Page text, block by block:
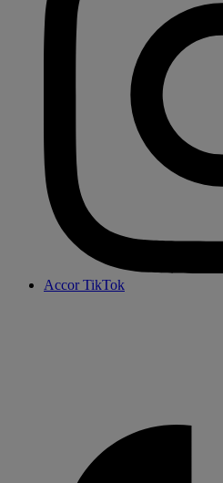
Accor TikTok